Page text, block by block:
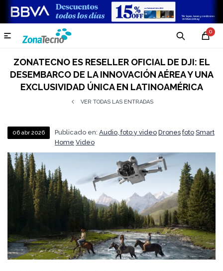
0

ZONATECNO ES RESELLER OFICIAL DE DJI: EL
DESEMBARCO DE LA INNOVACIÓN AÉREA Y UNA
EXCLUSIVIDAD ÚNICA EN LATINOAMÉRICA
VER TODAS LAS ENTRADAS
06 abr 2026 Publicado en: Audio, foto y video Drones foto Smart
Home Video